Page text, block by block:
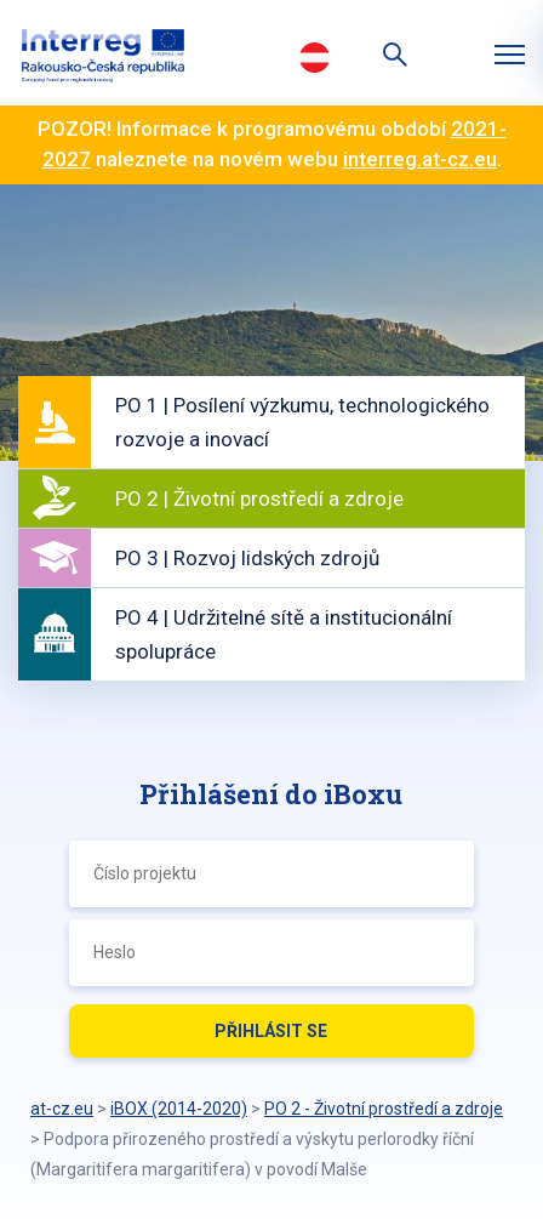
POZOR! Informace k programovému období 2021-
2027 naleznete na novém webu interreg.at-cz.eu.
PO 1 | Posílení výzkumu, technologického
rozvoje a inovací
PO 2 | Životní prostředí a zdroje
PO 3 | Rozvoj lidských zdrojů
PO 4 | Udržitelné sítě a institucionální
spolupráce
Přihlášení do iBoxu
at-cz.eu > iBOX (2014-2020) > PO 2 - Životní prostředí a zdroje
> Podpora přirozeného prostředí a výskytu perlorodky říční
(Margaritifera margaritifera) v povodí Malše